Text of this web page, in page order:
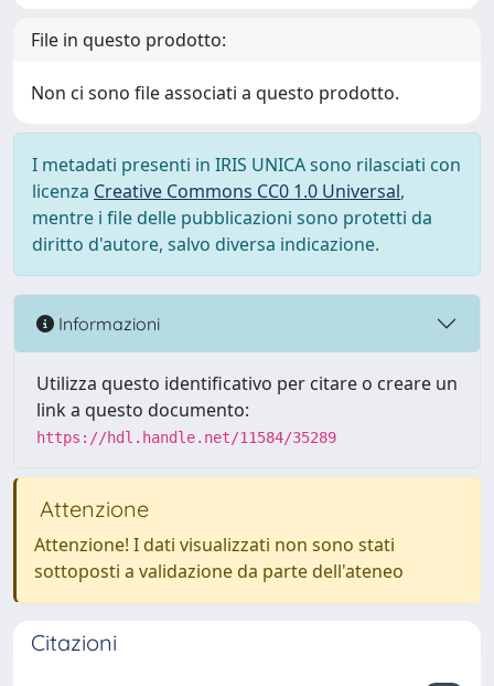
File in questo prodotto:
Non ci sono file associati a questo prodotto.
I metadati presenti in IRIS UNICA sono rilasciati con
licenza Creative Commons CC0 1.0 Universal,
mentre i file delle pubblicazioni sono protetti da
diritto d'autore, salvo diversa indicazione.
Informazioni
Utilizza questo identificativo per citare o creare un
link a questo documento:
https://hdl.handle.net/11584/35289
Attenzione
Attenzione! I dati visualizzati non sono stati
sottoposti a validazione da parte dell'ateneo
Citazioni